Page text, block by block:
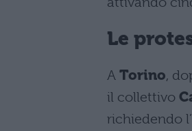
Le
A Torino,
il collettivo
richiedendo